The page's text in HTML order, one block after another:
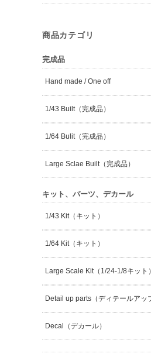
商品カテゴリ
完成品
Hand made / One off
1/43 Built（完成品）
1/64 Bulit（完成品）
Large Sclae Built（完成品）
キット、パーツ、デカール
1/43 Kit（キット）
1/64 Kit（キット）
Large Scale Kit（1/24-1/8キット）
Detail up parts（ディテールアッ
Decal（デカール）